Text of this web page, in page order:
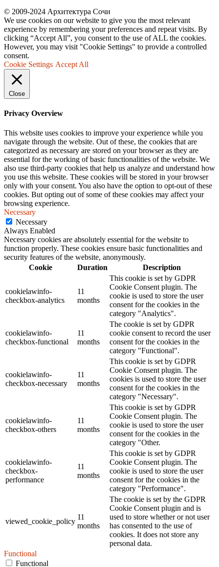
© 2009-2024 Архитектура Сочи
We use cookies on our website to give you the most relevant
experience by remembering your preferences and repeat visits. By
clicking “Accept All”, you consent to the use of ALL the cookies.
However, you may visit "Cookie Settings" to provide a controlled
consent.
Cookie Settings Accept All
Close
Privacy Overview
This website uses cookies to improve your experience while you
navigate through the website. Out of these, the cookies that are
categorized as necessary are stored on your browser as they are
essential for the working of basic functionalities of the website. We
also use third-party cookies that help us analyze and understand how
you use this website. These cookies will be stored in your browser
only with your consent. You also have the option to opt-out of these
cookies. But opting out of some of these cookies may affect your
browsing experience.
Necessary
Necessary
Always Enabled
Necessary cookies are absolutely essential for the website to
function properly. These cookies ensure basic functionalities and
security features of the website, anonymously.
Cookie
Duration Description
cookielawinfo-
checkbox-analytics
11
months
This cookie is set by GDPR
Cookie Consent plugin. The
cookie is used to store the user
consent for the cookies in the
category "Analytics".
cookielawinfo-
checkbox-functional
11
months
The cookie is set by GDPR
cookie consent to record the user
consent for the cookies in the
category "Functional".
cookielawinfo-
checkbox-necessary
11
months
This cookie is set by GDPR
Cookie Consent plugin. The
cookies is used to store the user
consent for the cookies in the
category "Necessary".
cookielawinfo-
checkbox-others
11
months
This cookie is set by GDPR
Cookie Consent plugin. The
cookie is used to store the user
consent for the cookies in the
category "Other.
cookielawinfo-
checkbox-
performance
11
months
This cookie is set by GDPR
Cookie Consent plugin. The
cookie is used to store the user
consent for the cookies in the
category "Performance".
viewed_cookie_policy
11
months
The cookie is set by the GDPR
Cookie Consent plugin and is
used to store whether or not user
has consented to the use of
cookies. It does not store any
personal data.
Functional
Functional